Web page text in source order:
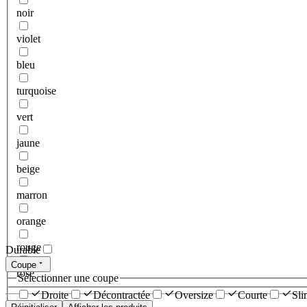
noir
violet
bleu
turquoise
vert
jaune
beige
marron
orange
rouge
rose
Durable
Coupe
Sélectionner une coupe
Droite
Décontractée Oversize Courte